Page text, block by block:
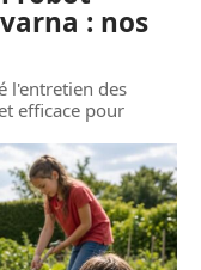
: nos
l'entretien des
efficace pour